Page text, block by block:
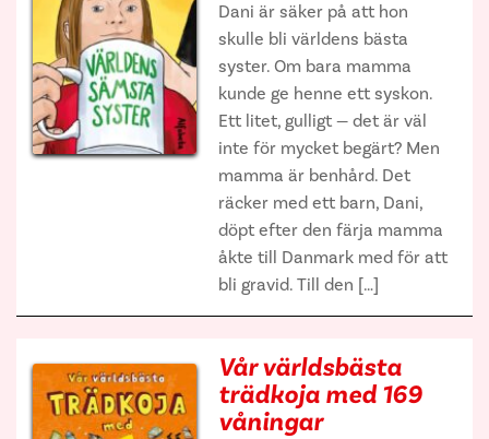
Dani är säker på att hon
skulle bli världens bästa
syster. Om bara mamma
kunde ge henne ett syskon.
Ett litet, gulligt — det är väl
inte för mycket begärt? Men
mamma är benhård. Det
räcker med ett barn, Dani,
döpt efter den färja mamma
åkte till Danmark med för att
bli gravid. Till den […]
Vår världsbästa
trädkoja med 169
våningar